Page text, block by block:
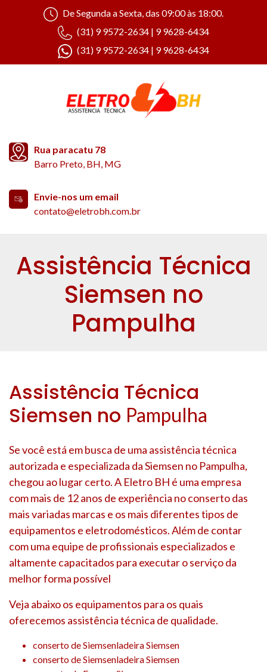
De Segunda a Sexta, das 09:00 às 18:00.
(31) 9 9572-2634 | 9 9628-6434
(31) 9 9572-2634 | 9 9628-6434
Rua paracatu 78
Barro Preto, BH, MG
Envie-nos um email
contato@eletrobh.com.br
Assistência Técnica
Siemsen no
Pampulha
Assistência Técnica
Siemsen no Pampulha
Se você está em busca de uma assistência técnica
autorizada e especializada da Siemsen no Pampulha,
chegou ao lugar certo. A Eletro BH é uma empresa
com mais de 12 anos de experiência no conserto das
mais variadas marcas e os mais diferentes tipos de
equipamentos e eletrodomésticos. Além de contar
com uma equipe de profissionais especializados e
altamente capacitados para executar o serviço da
melhor forma possível
Veja abaixo os equipamentos para os quais
oferecemos assistência técnica de qualidade.
conserto de Siemsenladeira Siemsen
conserto de Siemsenladeira Siemsen